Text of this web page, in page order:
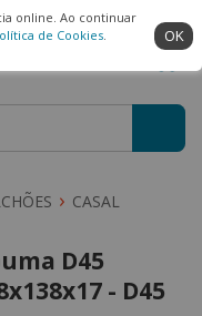
online. Ao continuar
de Cookies. OK
Seguro
CASAL
D45
- D45